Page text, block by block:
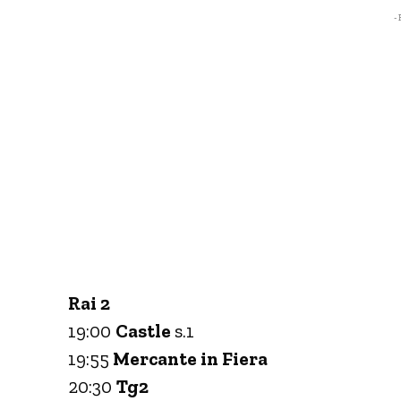
-
Rai 2
19:00 Castle s.1
19:55 Mercante in Fiera
20:30 Tg2